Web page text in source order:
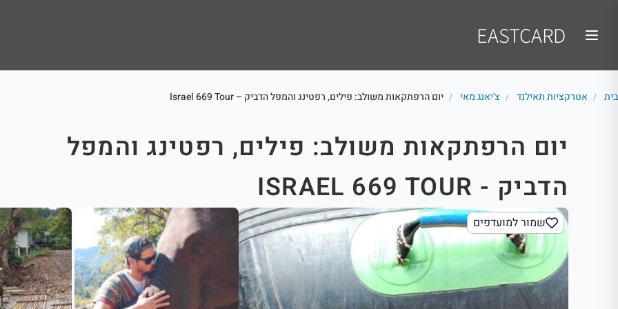
EASTCARD
בית / אטרקציות תאילנד / צ'יאנג מאי / יום הרפתקאות משולב: פילים, רפטינג והמפל הדביק – Israel 669 Tour
יום הרפתקאות משולב: פילים, רפטינג והמפל
הדביק - ISRAEL 669 TOUR
שמור למועדפים